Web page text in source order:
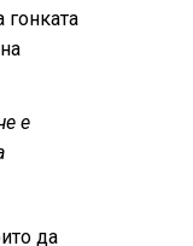
гонката
е
да